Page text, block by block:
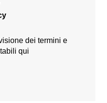
dei termini e
qui